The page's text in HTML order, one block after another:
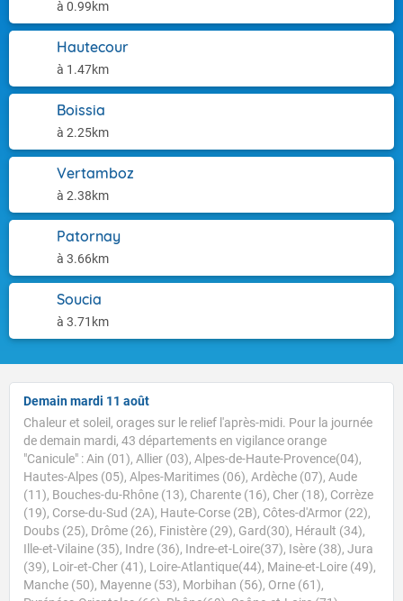
à 0.99km
Hautecour
à 1.47km
Boissia
à 2.25km
Vertamboz
à 2.38km
Patornay
à 3.66km
Soucia
à 3.71km
Demain mardi 11 août
Chaleur et soleil, orages sur le relief l'après-midi. Pour la journée
de demain mardi, 43 départements en vigilance orange
"Canicule" : Ain (01), Allier (03), Alpes-de-Haute-Provence(04),
Hautes-Alpes (05), Alpes-Maritimes (06), Ardèche (07), Aude
(11), Bouches-du-Rhône (13), Charente (16), Cher (18), Corrèze
(19), Corse-du-Sud (2A), Haute-Corse (2B), Côtes-d'Armor (22),
Doubs (25), Drôme (26), Finistère (29), Gard(30), Hérault (34),
Ille-et-Vilaine (35), Indre (36), Indre-et-Loire(37), Isère (38), Jura
(39), Loir-et-Cher (41), Loire-Atlantique(44), Maine-et-Loire (49),
Manche (50), Mayenne (53), Morbihan (56), Orne (61),